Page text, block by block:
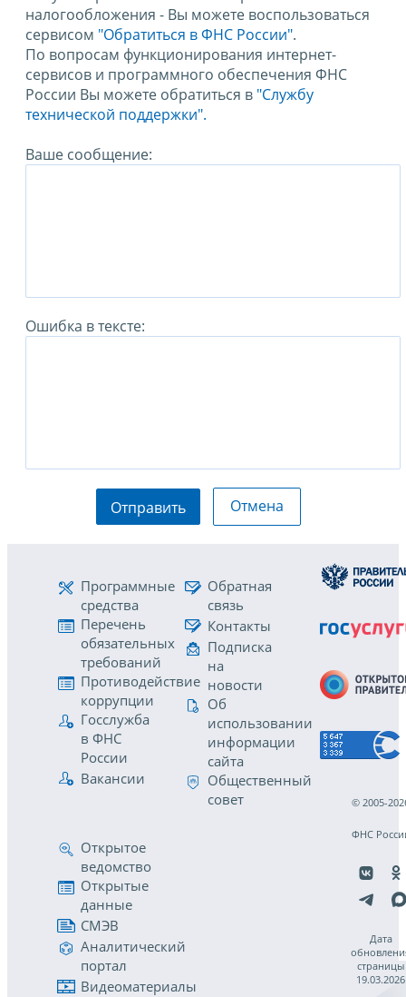
налогообложения - Вы можете воспользоваться
сервисом "Обратиться в ФНС России".
По вопросам функционирования интернет-
сервисов и программного обеспечения ФНС
России Вы можете обратиться в "Службу
технической поддержки".
Ваше сообщение:
Ошибка в тексте:
Отправить Отмена
Программные
средства
Перечень
обязательных
требований
Противодействие
коррупции
Госслужба
в ФНС
России
Вакансии
Обратная
связь
Контакты
Подписка
на
новости
Об
использовании
информации
сайта
Общественный
совет
Открытое
ведомство
Открытые
данные
СМЭВ
Аналитический
портал
Видеоматериалы
© 2005-
ФНС
Дата
страницы
19.03.2026